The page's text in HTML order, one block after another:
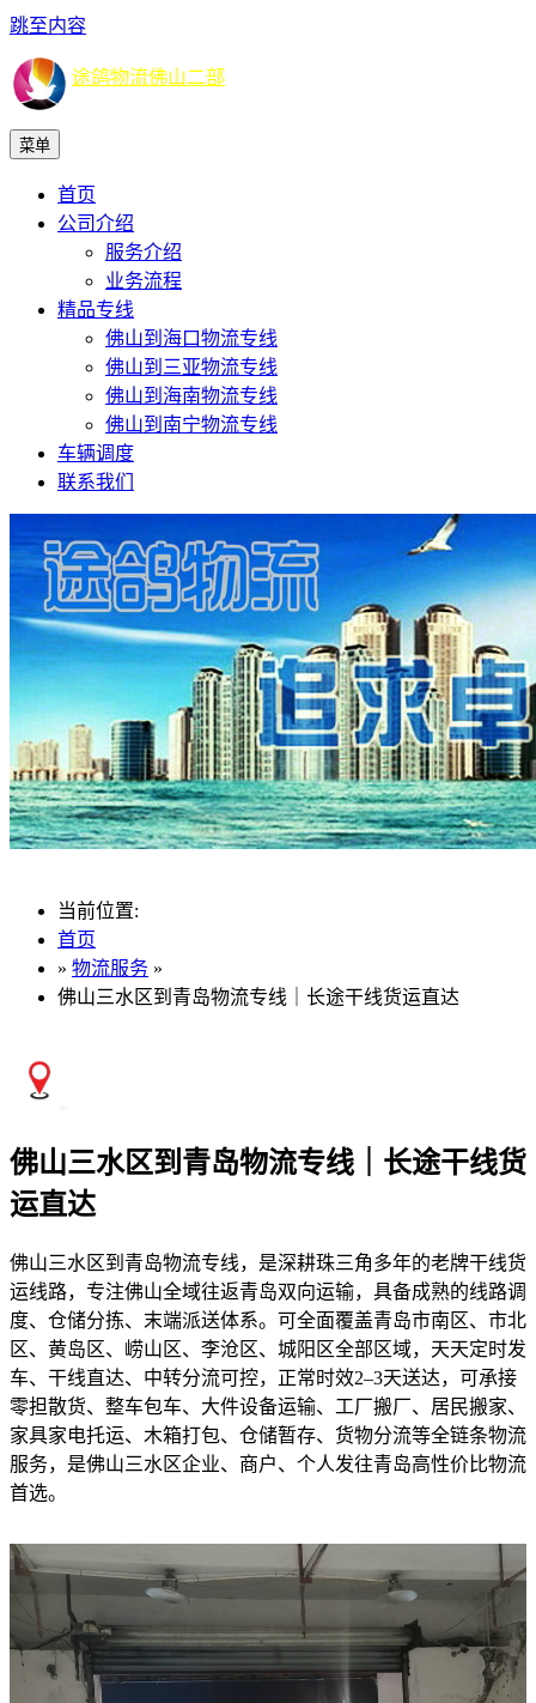
跳至内容
途鸽物流佛山二部
菜单
首页
公司介绍
服务介绍
业务流程
精品专线
佛山到海口物流专线
佛山到三亚物流专线
佛山到海南物流专线
佛山到南宁物流专线
车辆调度
联系我们
当前位置:
首页
» 物流服务 »
佛山三水区到青岛物流专线｜长途干线货运直达
佛山三水区到青岛物流专线｜长途干线货
运直达
佛山三水区到青岛物流专线，是深耕珠三角多年的老牌干线货
运线路，专注佛山全域往返青岛双向运输，具备成熟的线路调
度、仓储分拣、末端派送体系。可全面覆盖青岛市南区、市北
区、黄岛区、崂山区、李沧区、城阳区全部区域，天天定时发
车、干线直达、中转分流可控，正常时效2–3天送达，可承接
零担散货、整车包车、大件设备运输、工厂搬厂、居民搬家、
家具家电托运、木箱打包、仓储暂存、货物分流等全链条物流
服务，是佛山三水区企业、商户、个人发往青岛高性价比物流
首选。